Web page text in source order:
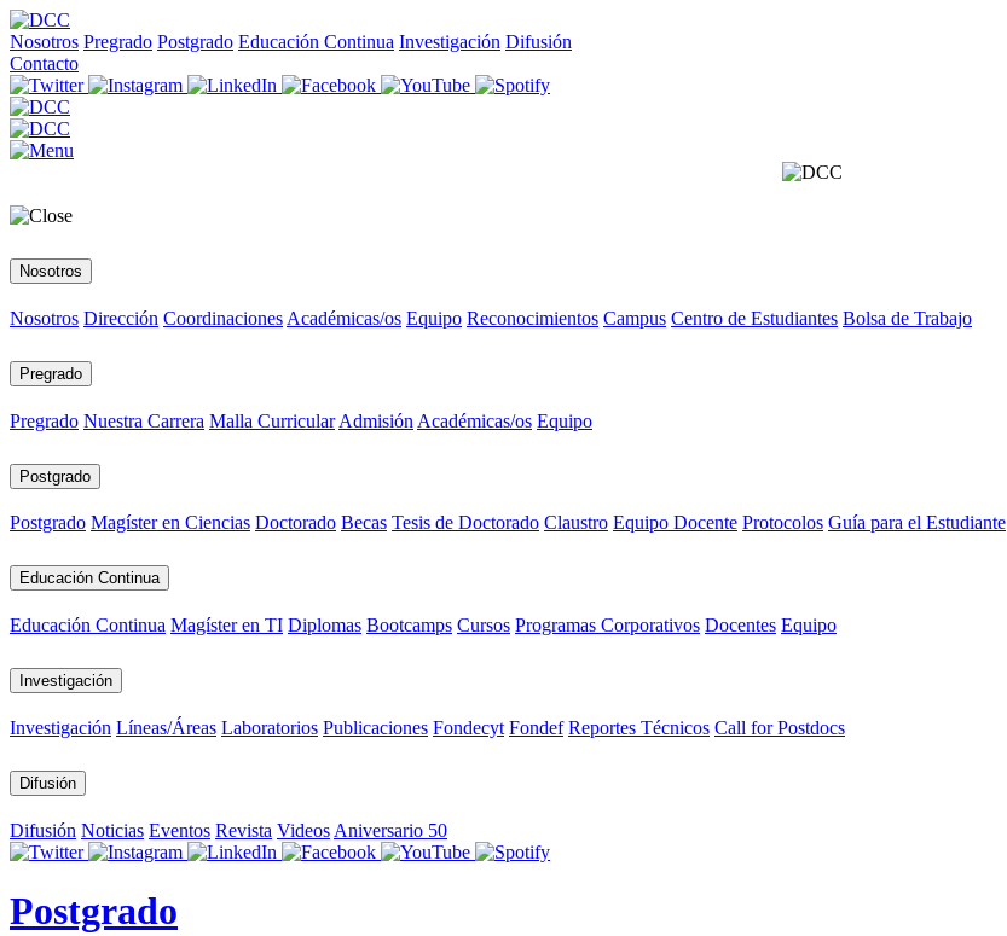
Nosotros Pregrado Postgrado Educación Continua Investigación Difusión
Contacto
Nosotros
Nosotros Dirección Coordinaciones Académicas/os Equipo Reconocimientos Campus Centro de Estudiantes Bolsa de Trabajo
Pregrado
Pregrado Nuestra Carrera Malla Curricular Admisión Académicas/os Equipo
Postgrado
Postgrado Magíster en Ciencias Doctorado Becas Tesis de Doctorado Claustro Equipo Docente Protocolos Guía para el Estudiante
Educación Continua
Educación Continua Magíster en TI Diplomas Bootcamps Cursos Programas Corporativos Docentes Equipo
Investigación
Investigación Líneas/Áreas Laboratorios Publicaciones Fondecyt Fondef Reportes Técnicos Call for Postdocs
Difusión
Difusión Noticias Eventos Revista Videos Aniversario 50
Postgrado